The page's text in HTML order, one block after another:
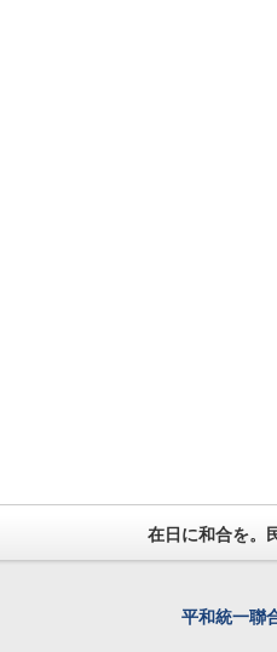
在日に和合を。
平和統一聯